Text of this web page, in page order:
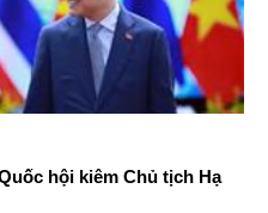
hội kiêm Chủ tịch Hạ